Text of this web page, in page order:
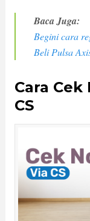
Baca Juga:
Begini cara
Beli Pulsa
Cara
CS